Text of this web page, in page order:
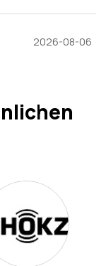
2026-08-06